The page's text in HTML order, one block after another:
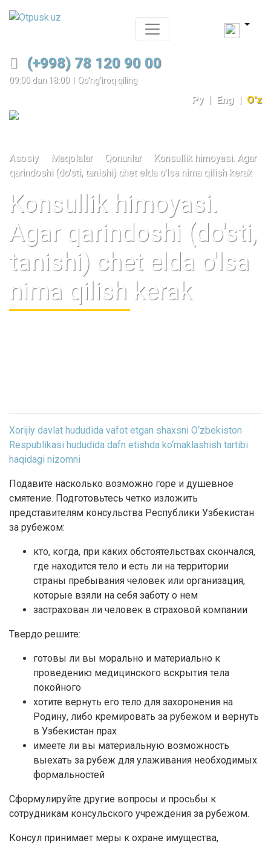
(+998) 78 120 90 00
09:00 dan 18:00 | Qo‘ng‘iroq qiling
Ру | Eng | O'z
Asosiy Maqolalar Qonunlar
Konsullik himoyasi. Agar
qarindoshi (do'sti, tanishi) chet elda o'lsa nima qilish kerak
Konsullik himoyasi.
Agar qarindoshi (do'sti,
tanishi) chet elda o'lsa
nima qilish kerak
Xorijiy davlat hududida vafot etgan shaxsni O‘zbekiston
Respublikasi hududida dafn etishda ko‘maklashish tartibi
haqidagi nizomni
Подавите насколько возможно горе и душевное
смятение. Подготовьтесь четко изложить
представителям консульства Республики Узбекистан
за рубежом:
кто, когда, при каких обстоятельствах скончался,
где находится тело и есть ли на территории
страны пребывания человек или организация,
которые взяли на себя заботу о нем
застрахован ли человек в страховой компании
Твердо решите:
готовы ли вы морально и материально к
проведению медицинского вскрытия тела
покойного
хотите вернуть его тело для захоронения на
Родину, либо кремировать за рубежом и вернуть
в Узбекистан прах
имеете ли вы материальную возможность
выехать за рубеж для улаживания необходимых
формальностей
Сформулируйте другие вопросы и просьбы к
сотрудникам консульского учреждения за рубежом.
Консул принимает меры к охране имущества,